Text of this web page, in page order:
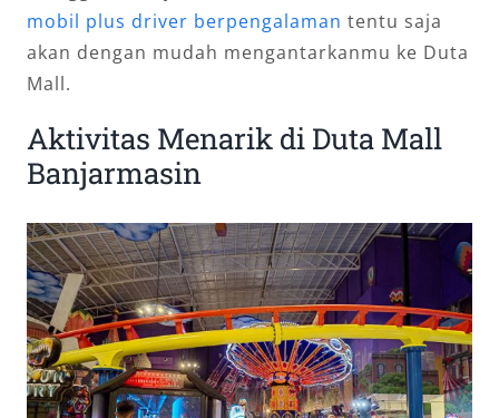
mobil plus driver berpengalaman tentu saja
akan dengan mudah mengantarkanmu ke Duta
Mall.
Aktivitas Menarik di Duta Mall
Banjarmasin